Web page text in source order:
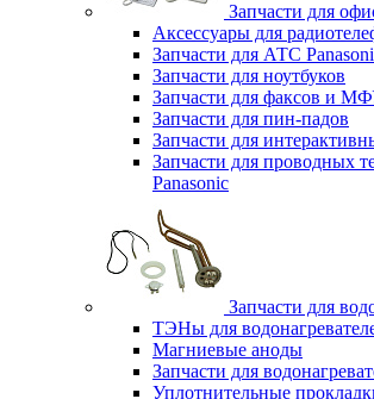
Запчасти для
Аксессуары для
Запчасти для АТС
Запчасти для ноутбуков
Запчасти для факсов и
Запчасти для пин-падов
Запчасти для
Запчасти для проводных
Panasonic
Запчасти для
ТЭНы для
Магниевые аноды
Запчасти для
Уплотнительные